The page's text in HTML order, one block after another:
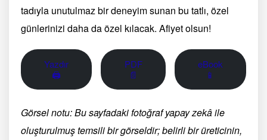
tadıyla unutulmaz bir deneyim sunan bu tatlı, özel
günlerinizi daha da özel kılacak. Afiyet olsun!
Yazdır
🖨
PDF
📄
eBook
📱
Görsel notu: Bu sayfadaki fotoğraf yapay zekâ ile
oluşturulmuş temsili bir görseldir; belirli bir üreticinin,